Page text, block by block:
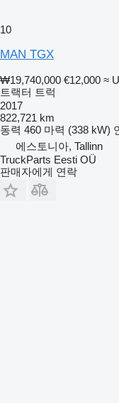
10
MAN TGX
₩19,740,000 €12,000 ≈
트랙터 트럭
2017
822,721 km
동력 460 마력 (338 kW)
에스토니아, Tallinn
TruckParts Eesti OÜ
판매자에게 연락